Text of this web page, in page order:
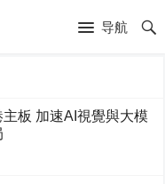
导航
板 加速AI視覺與大模